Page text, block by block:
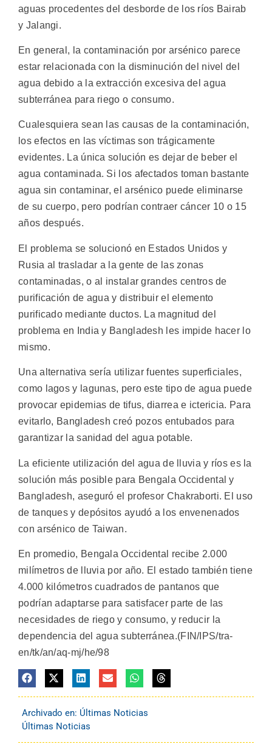
aguas procedentes del desborde de los ríos Bairab
y Jalangi.
En general, la contaminación por arsénico parece
estar relacionada con la disminución del nivel del
agua debido a la extracción excesiva del agua
subterránea para riego o consumo.
Cualesquiera sean las causas de la contaminación,
los efectos en las víctimas son trágicamente
evidentes. La única solución es dejar de beber el
agua contaminada. Si los afectados toman bastante
agua sin contaminar, el arsénico puede eliminarse
de su cuerpo, pero podrían contraer cáncer 10 o 15
años después.
El problema se solucionó en Estados Unidos y
Rusia al trasladar a la gente de las zonas
contaminadas, o al instalar grandes centros de
purificación de agua y distribuir el elemento
purificado mediante ductos. La magnitud del
problema en India y Bangladesh les impide hacer lo
mismo.
Una alternativa sería utilizar fuentes superficiales,
como lagos y lagunas, pero este tipo de agua puede
provocar epidemias de tifus, diarrea e ictericia. Para
evitarlo, Bangladesh creó pozos entubados para
garantizar la sanidad del agua potable.
La eficiente utilización del agua de lluvia y ríos es la
solución más posible para Bengala Occidental y
Bangladesh, aseguró el profesor Chakraborti. El uso
de tanques y depósitos ayudó a los envenenados
con arsénico de Taiwan.
En promedio, Bengala Occidental recibe 2.000
milímetros de lluvia por año. El estado también tiene
4.000 kilómetros cuadrados de pantanos que
podrían adaptarse para satisfacer parte de las
necesidades de riego y consumo, y reducir la
dependencia del agua subterránea.(FIN/IPS/tra-
en/tk/an/aq-mj/he/98
Archivado en: Últimas Noticias
Últimas Noticias